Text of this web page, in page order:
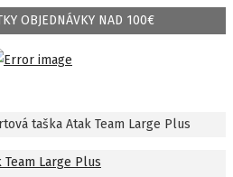
OBJEDNÁVKY NAD 100€
taška Atak Team Large Plus